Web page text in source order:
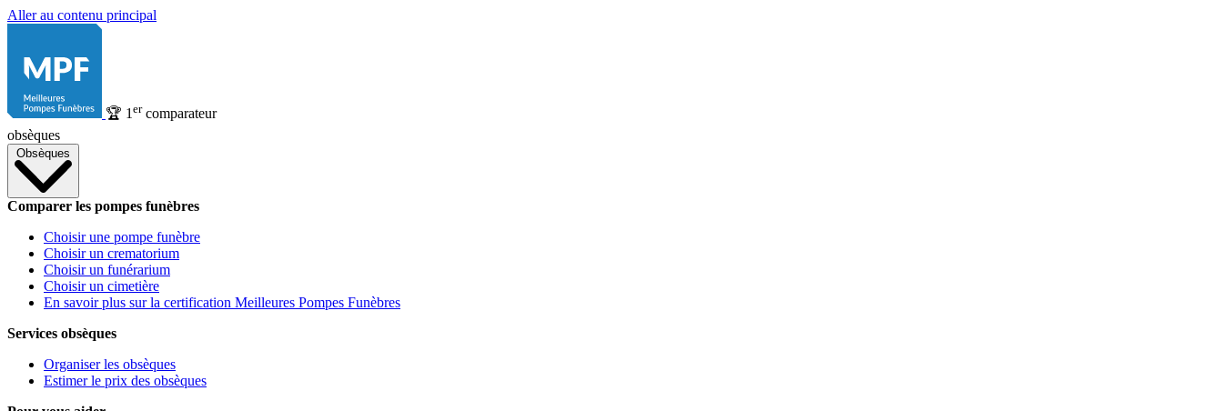
Aller au contenu principal
🏆 1 ercomparateur
obsèques
Obsèques
Comparer les pompes funèbres
Choisir une pompe funèbre
Choisir un crematorium
Choisir un funérarium
Choisir un cimetière
En savoir plus sur la certification Meilleures Pompes Funèbres
Services obsèques
Organiser les obsèques
Estimer le prix des obsèques